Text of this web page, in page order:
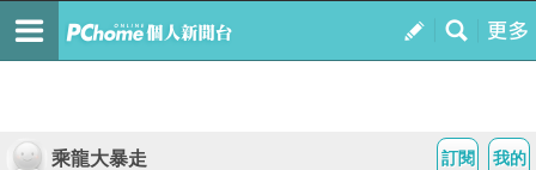
我的
訂閱
乘龍大暴走